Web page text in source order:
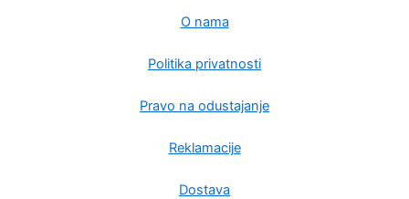
O nama
Politika privatnosti
Pravo na odustajanje
Reklamacije
Dostava